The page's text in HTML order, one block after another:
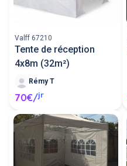
Valff 67210
Tente de réception
4x8m (32m²)
Rémy T
70€/jr